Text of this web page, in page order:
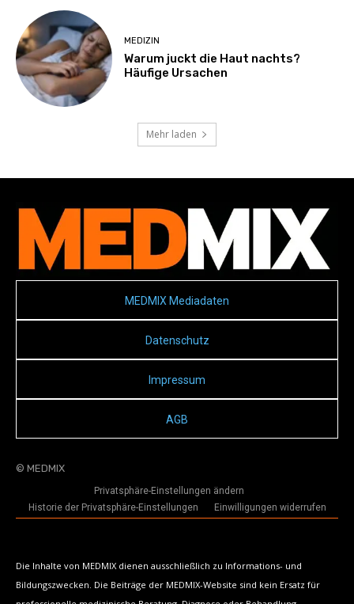
MEDIZIN
Warum juckt die Haut nachts?
Häufige Ursachen
Mehr laden
MEDMIX Mediadaten
Datenschutz
Impressum
AGB
© MEDMIX
Privatsphäre-Einstellungen ändern
Historie der Privatsphäre-Einstellungen
Einwilligungen widerrufen
Die Inhalte von MEDMIX dienen ausschließlich zu Informations- und
Bildungszwecken. Die Beiträge der MEDMIX-Website sind kein Ersatz für